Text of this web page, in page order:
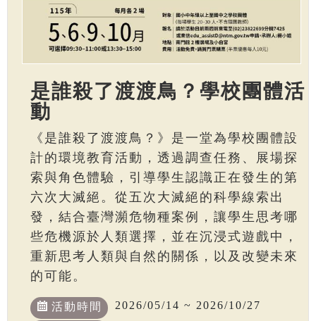
是誰殺了渡渡鳥？學校團體活
動
《是誰殺了渡渡鳥？》是一堂為學校團體設
計的環境教育活動，透過調查任務、展場探
索與角色體驗，引導學生認識正在發生的第
六次大滅絕。從五次大滅絕的科學線索出
發，結合臺灣瀕危物種案例，讓學生思考哪
些危機源於人類選擇，並在沉浸式遊戲中，
重新思考人類與自然的關係，以及改變未來
的可能。
活動時間 2026/05/14 ~ 2026/10/27